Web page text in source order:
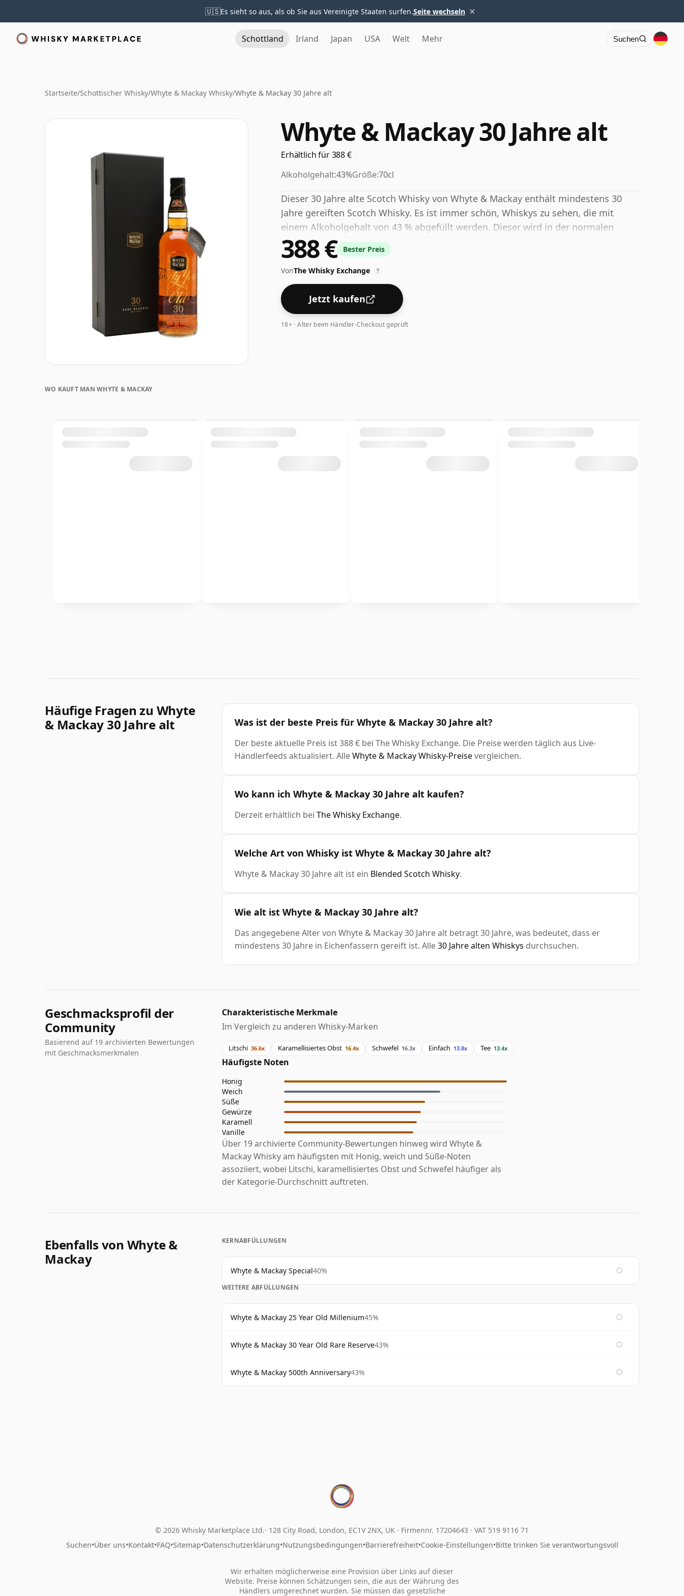
🇺🇸Es sieht so aus, als ob Sie aus Vereinigte Staaten surfen.Seite wechseln ×
Schottland Irland Japan USA Welt Mehr Suchen
Startseite/Schottischer Whisky/Whyte & Mackay Whisky/Whyte & Mackay 30 Jahre alt
Whyte & Mackay 30 Jahre alt
Erhältlich für 388 €
Alkoholgehalt:43%Größe:70cl
Dieser 30 Jahre alte Scotch Whisky von Whyte & Mackay enthält mindestens 30
Jahre gereiften Scotch Whisky. Es ist immer schön, Whiskys zu sehen, die mit
einem Alkoholgehalt von 43 % abgefüllt werden. Dieser wird in der normalen
Größe von 70 cl geliefert.
388 € Bester Preis
VonThe Whisky Exchange ?
Jetzt kaufen
18+ · Alter beim Händler-Checkout geprüft
WO KAUFT MAN WHYTE & MACKAY
Häufige Fragen zu Whyte
& Mackay 30 Jahre alt
Was ist der beste Preis für Whyte & Mackay 30 Jahre alt?
Der beste aktuelle Preis ist 388 € bei The Whisky Exchange. Die Preise werden täglich aus Live-
Händlerfeeds aktualisiert. AlleWhyte & Mackay Whisky-Preisevergleichen.
Wo kann ich Whyte & Mackay 30 Jahre alt kaufen?
Derzeit erhältlich bei The Whisky Exchange.
Welche Art von Whisky ist Whyte & Mackay 30 Jahre alt?
Whyte & Mackay 30 Jahre alt ist ein Blended Scotch Whisky.
Wie alt ist Whyte & Mackay 30 Jahre alt?
Das angegebene Alter von Whyte & Mackay 30 Jahre alt betragt 30 Jahre, was bedeutet, dass er
mindestens 30 Jahre in Eichenfassern gereift ist. Alle30 Jahre alten Whiskys durchsuchen.
Geschmacksprofil der
Community
Basierend auf 19 archivierten Bewertungen
mit Geschmacksmerkmalen
Charakteristische Merkmale
Im Vergleich zu anderen Whisky-Marken
Litschi 36.6x Karamellisiertes Obst 16.4x Schwefel 16.3x Einfach 13.8x Tee 13.4x
Häufigste Noten
Honig
Weich
Süße
Gewürze
Karamell
Vanille
Über 19 archivierte Community-Bewertungen hinweg wird Whyte &
Mackay Whisky am häufigsten mit Honig, weich und Süße-Noten
assoziiert, wobei Litschi, karamellisiertes Obst und Schwefel häufiger als
der Kategorie-Durchschnitt auftreten.
Ebenfalls von Whyte &
Mackay
KERNABFÜLLUNGEN
Whyte & Mackay Special40%
WEITERE ABFÜLLUNGEN
Whyte & Mackay 25 Year Old Millenium45%
Whyte & Mackay 30 Year Old Rare Reserve43%
Whyte & Mackay 500th Anniversary43%
© 2026 Whisky Marketplace Ltd. 128 City Road, London, EC1V 2NX, UK · Firmennr. 17204643 · VAT 519 9116 71
Suchen•Über uns•Kontakt•FAQ•Sitemap•Datenschutzerklärung•Nutzungsbedingungen•Barrierefreiheit•Cookie-Einstellungen•Bitte trinken Sie verantwortungsvoll
Wir erhalten möglicherweise eine Provision über Links auf dieser
Website. Preise können Schätzungen sein, die aus der Währung des
Händlers umgerechnet wurden. Sie müssen das gesetzliche